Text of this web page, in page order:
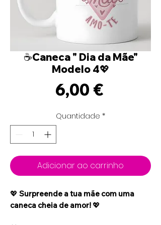
☕Caneca " Dia da Mãe"
Modelo 4💖
6,00 €Preço
Quantidade *
Adicionar ao carrinho
💖 Surpreende a tua mãe com uma
caneca cheia de amor! 💖